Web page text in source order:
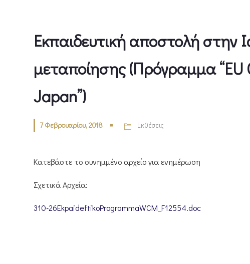
Εκπαιδευτική αποστολή στην
μεταποίησης (Πρόγραμμα “EU
Japan”)
7 Φεβρουαρίου, 2018 Εκθέσεις
Κατεβάστε το συνημμένο αρχείο για ενημέρωση
Σχετικά Αρχεία:
310-26EkpaideftikoProgrammaWCM_F12554.doc